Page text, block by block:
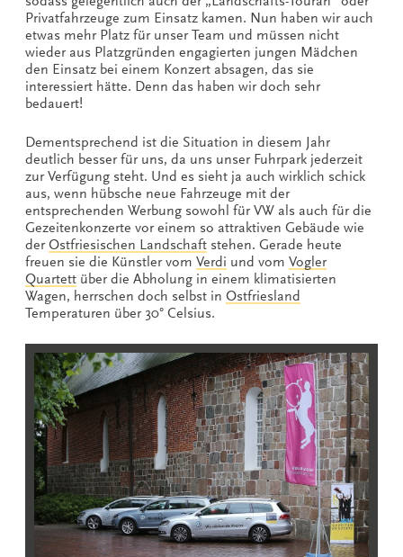
Privatfahrzeuge zum Einsatz kamen. Nun haben wir auch
etwas mehr Platz für unser Team und müssen nicht
wieder aus Platzgründen engagierten jungen Mädchen
den Einsatz bei einem Konzert absagen, das sie
interessiert hätte. Denn das haben wir doch sehr
bedauert!
Dementsprechend ist die Situation in diesem Jahr
deutlich besser für uns, da uns unser Fuhrpark jederzeit
zur Verfügung steht. Und es sieht ja auch wirklich schick
aus, wenn hübsche neue Fahrzeuge mit der
entsprechenden Werbung sowohl für VW als auch für die
Gezeitenkonzerte vor einem so attraktiven Gebäude wie
derOstfriesischen Landschaft stehen. Gerade heute
freuen sie die Künstler vom Verdi und vom Vogler
Quartett über die Abholung in einem klimatisierten
Wagen, herrschen doch selbst in Ostfriesland
Temperaturen über 30° Celsius.